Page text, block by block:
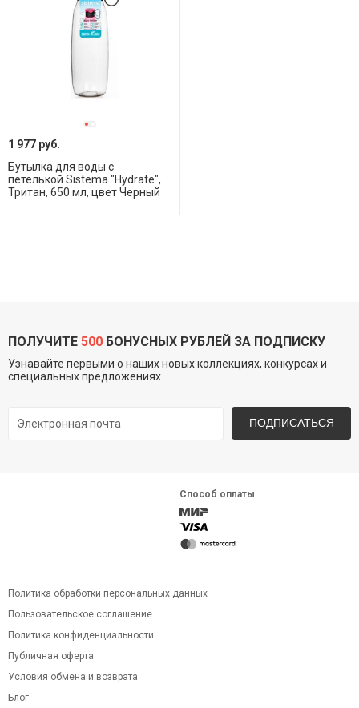
1 977 руб.
Бутылка для воды с
петелькой Sistema "Hydrate",
Тритан, 650 мл, цвет Черный
ПОЛУЧИТЕ 500 БОНУСНЫХ РУБЛЕЙ ЗА ПОДПИСКУ
Узнавайте первыми о наших новых коллекциях, конкурсах и
специальных предложениях.
ПОДПИСАТЬСЯ
Способ оплаты
Политика обработки персональных данных
Пользовательское соглашение
Политика конфиденциальности
Публичная оферта
Условия обмена и возврата
Блог